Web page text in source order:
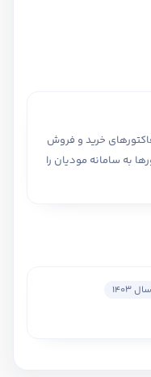
خرید و فروش
به سامانه مودیان را
سال 1403